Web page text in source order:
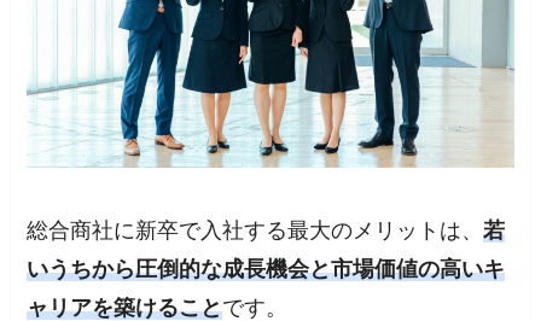
総合商社に新卒で入社する最大のメリットは、若
いうちから圧倒的な成長機会と市場価値の高いキ
ャリアを築けることです。